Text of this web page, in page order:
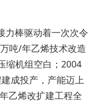
力棒驱动着一次次令
吨/年乙烯技术改造
缩机组空白；2004
成投产，产能迈上
乙烯改扩建工程全